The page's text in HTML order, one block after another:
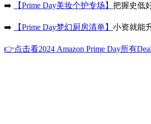
➡️ 【Prime Day美妆个护专场】 把握史低
➡️ 【Prime Day梦幻厨房清单】 小资就能
👉点击看2024 Amazon Prime Day所有Deal